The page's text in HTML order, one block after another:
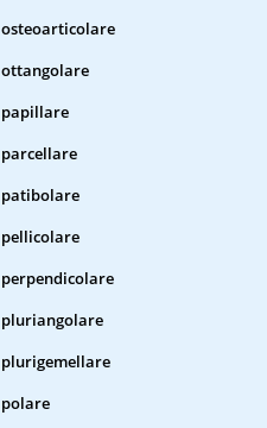
osteoarticolare
ottangolare
papillare
parcellare
patibolare
pellicolare
perpendicolare
pluriangolare
plurigemellare
polare